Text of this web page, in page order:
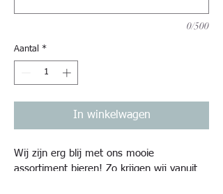
0/500
Aantal *
In winkelwagen
Wij zijn erg blij met ons mooie
assortiment bieren! Zo krijgen wij vanuit